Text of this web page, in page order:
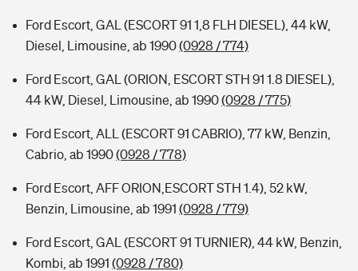
Ford Escort, GAL (ESCORT 91 1,8 FLH DIESEL), 44 kW,
Diesel, Limousine, ab 1990(0928 / 774)
Ford Escort, GAL (ORION, ESCORT STH 91 1.8 DIESEL),
44 kW, Diesel, Limousine, ab 1990(0928 / 775)
Ford Escort, ALL (ESCORT 91 CABRIO), 77 kW, Benzin,
Cabrio, ab 1990(0928 / 778)
Ford Escort, AFF ORION,ESCORT STH 1.4), 52 kW,
Benzin, Limousine, ab 1991 (0928 / 779)
Ford Escort, GAL (ESCORT 91 TURNIER), 44 kW, Benzin,
Kombi, ab 1991 (0928 / 780)